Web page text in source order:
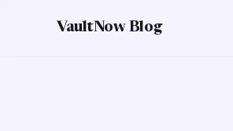
VaultNow Blog